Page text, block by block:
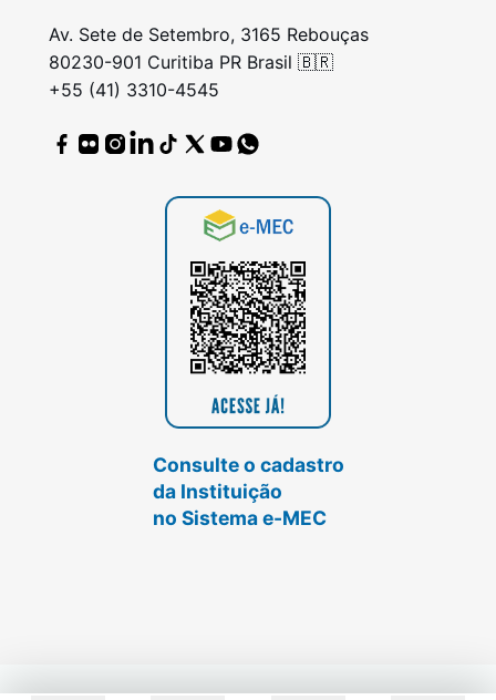
Av. Sete de Setembro, 3165 Rebouças
80230-901 Curitiba PR Brasil 🇧🇷
+55 (41) 3310-4545
Consulte o cadastro
da Instituição
no Sistema e-MEC